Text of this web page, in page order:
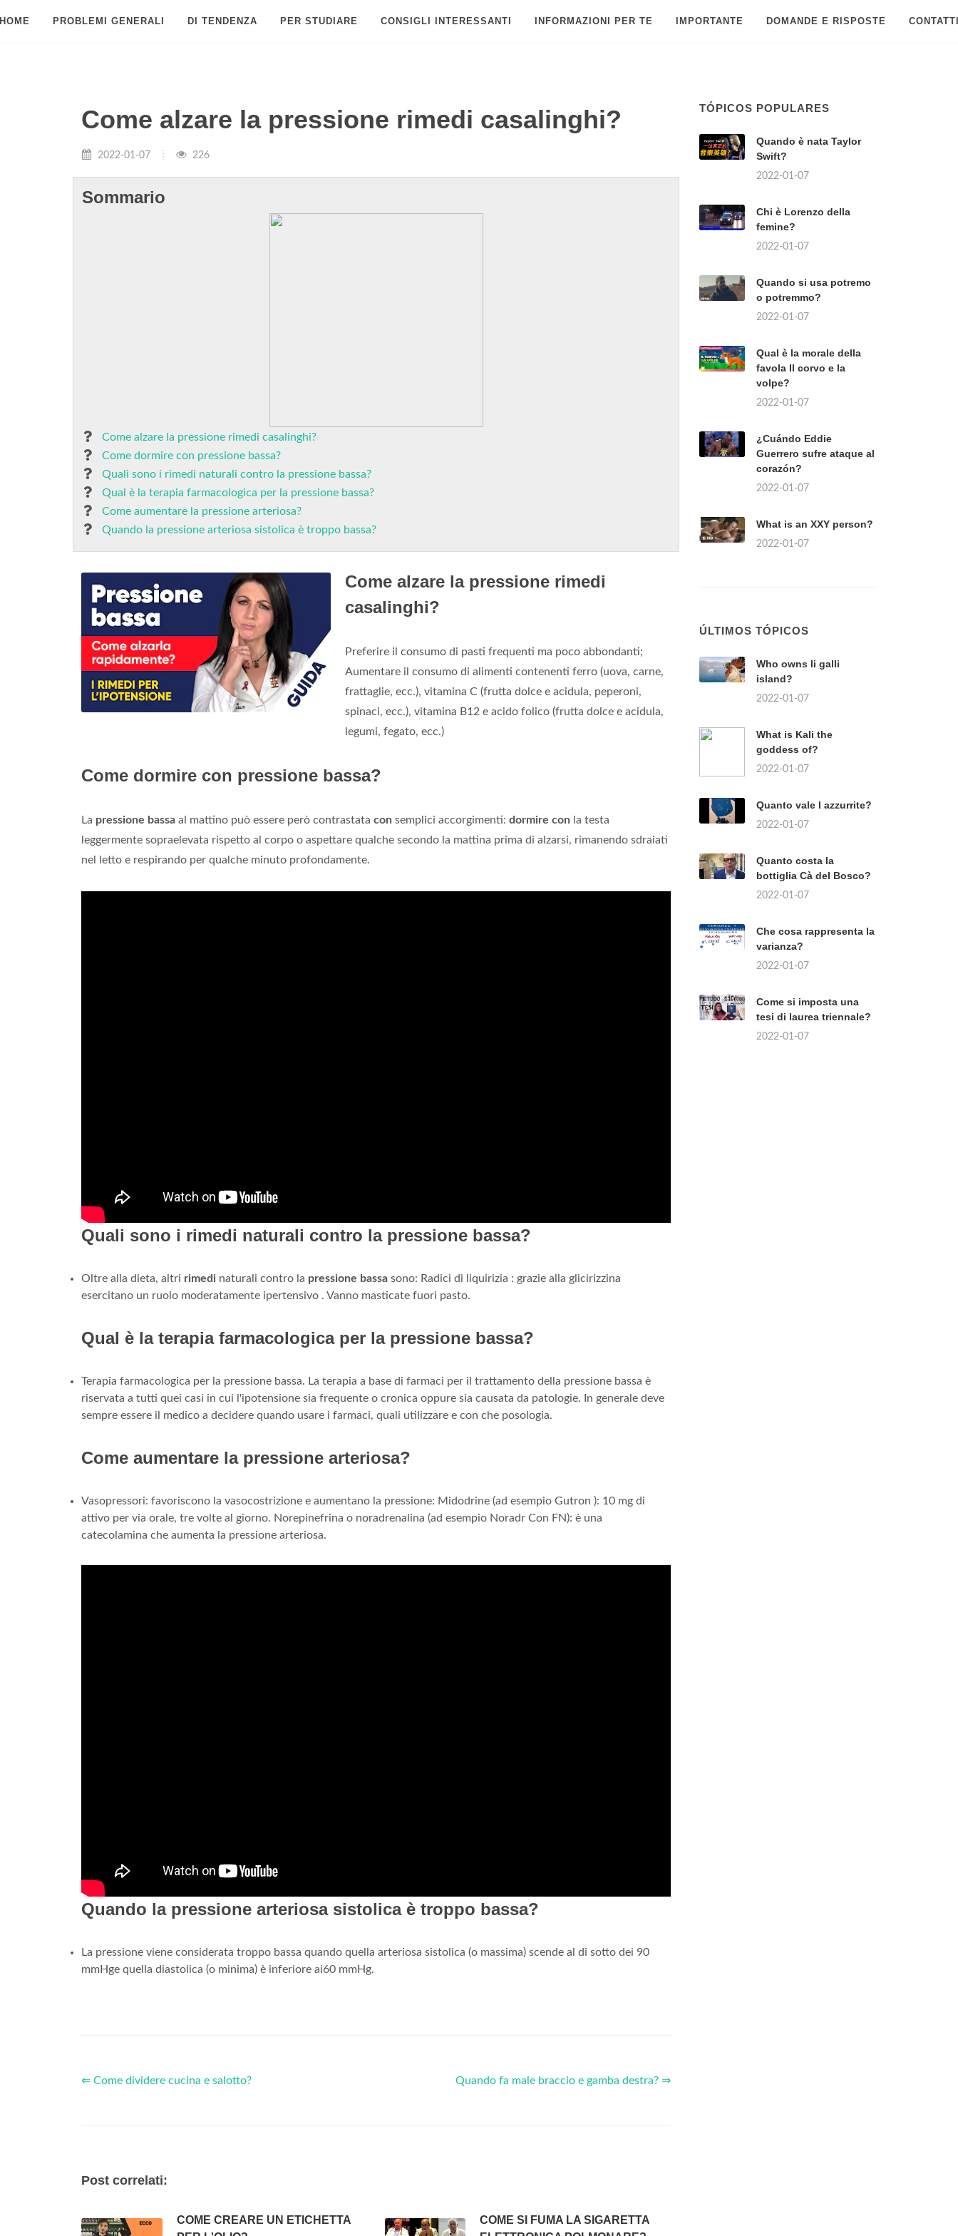
PROBLEMI GENERALI DI TENDENZA PER STUDIARE CONSIGLI INTERESSANTI INFORMAZIONI PER TE IMPORTANTE DOMANDE E RISPOSTE
Come alzare la pressione rimedi casalinghi?
2022-01-07 226
Sommario
Come alzare la pressione rimedi casalinghi?
Come dormire con pressione bassa?
Quali sono i rimedi naturali contro la pressione bassa?
Qual è la terapia farmacologica per la pressione bassa?
Come aumentare la pressione arteriosa?
Quando la pressione arteriosa sistolica è troppo bassa?
Come alzare la pressione rimedi
casalinghi?
Preferire il consumo di pasti frequenti ma poco abbondanti;
Aumentare il consumo di alimenti contenenti ferro (uova, carne,
frattaglie, ecc.), vitamina C (frutta dolce e acidula, peperoni,
spinaci, ecc.), vitamina B12 e acido folico (frutta dolce e acidula,
legumi, fegato, ecc.)
Come dormire con pressione bassa?
La pressione bassa al mattino può essere però contrastata con semplici accorgimenti: dormire con la testa
leggermente sopraelevata rispetto al corpo o aspettare qualche secondo la mattina prima di alzarsi, rimanendo sdraiati
nel letto e respirando per qualche minuto profondamente.
Quali sono i rimedi naturali contro la pressione bassa?
Oltre alla dieta, altri rimedi naturali contro la pressione bassa sono: Radici di liquirizia : grazie alla glicirizzina
esercitano un ruolo moderatamente ipertensivo . Vanno masticate fuori pasto.
Qual è la terapia farmacologica per la pressione bassa?
Terapia farmacologica per la pressione bassa. La terapia a base di farmaci per il trattamento della pressione bassa è
riservata a tutti quei casi in cui l'ipotensione sia frequente o cronica oppure sia causata da patologie. In generale deve
sempre essere il medico a decidere quando usare i farmaci, quali utilizzare e con che posologia.
Come aumentare la pressione arteriosa?
Vasopressori: favoriscono la vasocostrizione e aumentano la pressione: Midodrine (ad esempio Gutron ): 10 mg di
attivo per via orale, tre volte al giorno. Norepinefrina o noradrenalina (ad esempio Noradr Con FN): è una
catecolamina che aumenta la pressione arteriosa.
Quando la pressione arteriosa sistolica è troppo bassa?
La pressione viene considerata troppo bassa quando quella arteriosa sistolica (o massima) scende al di sotto dei 90
mmHge quella diastolica (o minima) è inferiore ai60 mmHg.
⇐ Come dividere cucina e salotto? Quando fa male braccio e gamba destra? ⇒
Post correlati:
COME CREARE UN ETICHETTA
COME SI FUMA LA SIGARETTA
TÓPICOS POPULARES
Quando è nata Taylor
Swift?
2022-01-07
Chi è Lorenzo della
femine?
2022-01-07
Quando si usa potremo
o potremmo?
2022-01-07
Qual è la morale della
favola Il corvo e la
volpe?
2022-01-07
¿Cuándo Eddie
Guerrero sufre ataque al
corazón?
2022-01-07
What is an XXY person?
2022-01-07
ÚLTIMOS TÓPICOS
Who owns li galli
island?
2022-01-07
What is Kali the
goddess of?
2022-01-07
Quanto vale l azzurrite?
2022-01-07
Quanto costa la
bottiglia Cà del Bosco?
2022-01-07
Che cosa rappresenta la
varianza?
2022-01-07
Come si imposta una
tesi di laurea triennale?
2022-01-07